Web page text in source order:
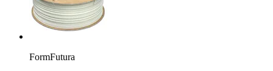
FormFutura